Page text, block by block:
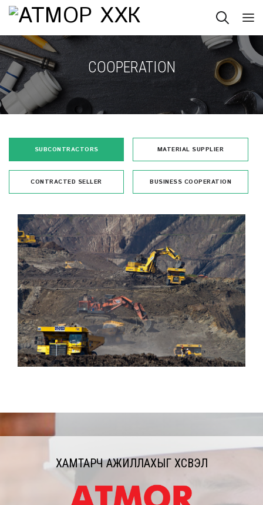
COOPERATION
SUBCONTRACTORS MATERIAL SUPPLIER
CONTRACTED SELLER BUSINESS COOPERATION
ХАМТАРЧ АЖИЛЛАХЫГ ХҮСВЭЛ